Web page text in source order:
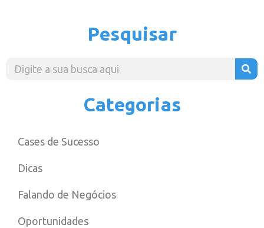
Pesquisar
Categorias
Cases de Sucesso
Dicas
Falando de Negócios
Oportunidades